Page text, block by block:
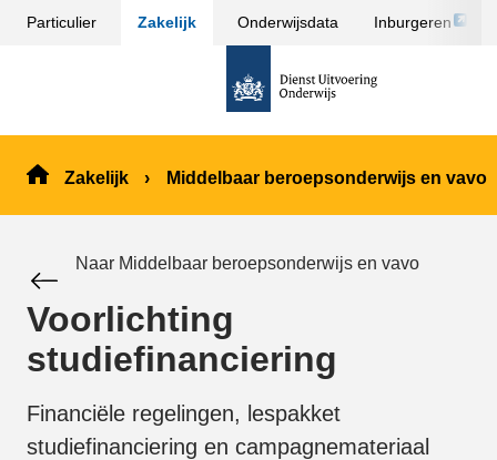
Sla
inhoud
Particulier Zakelijk Onderwijsdata Inburgeren
Link
pagina
de
Zakelijk Middelbaar beroepsonderwijs en vavo
Naar Middelbaar beroepsonderwijs en vavo
Voorlichting
studiefinanciering
Financiële regelingen, lespakket
studiefinanciering en campagnemateriaal